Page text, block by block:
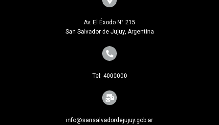
Av. El Éxodo N° 215
San Salvador de Jujuy, Argentina
Tel: 4000000
info@sansalvadordejujuy.gob.ar